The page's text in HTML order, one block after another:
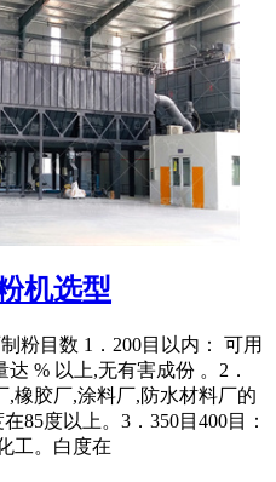
机选型
粉目数 1．200目以内： 可用
% 以上,无有害成份 。2．
,橡胶厂,涂料厂,防水材料厂的
85度以上。3．350目400目：
工。白度在